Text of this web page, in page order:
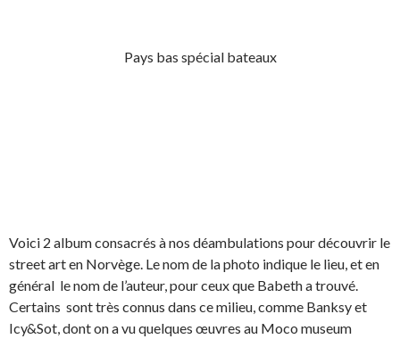
Pays bas spécial bateaux
Voici 2 album consacrés à nos déambulations pour découvrir le
street art en Norvège. Le nom de la photo indique le lieu, et en
général le nom de l’auteur, pour ceux que Babeth a trouvé.
Certains sont très connus dans ce milieu, comme Banksy et
Icy&Sot, dont on a vu quelques œuvres au Moco museum